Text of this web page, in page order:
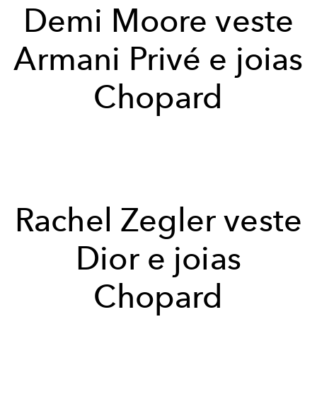
Demi Moore veste
Armani Privé e joias
Chopard
Rachel Zegler veste
Dior e joias
Chopard